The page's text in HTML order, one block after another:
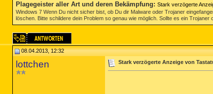
Plagegeister aller Art und deren Bekämpfung: Stark verzögerte
Windows 7 Wenn Du nicht sicher bist, ob Du dir Malware oder Trojaner
löschen. Bitte schildere dein Problem so genau wie möglich. Sollte es ein
08.04.2013, 12:32
lottchen Stark verzögerte Anzeige von